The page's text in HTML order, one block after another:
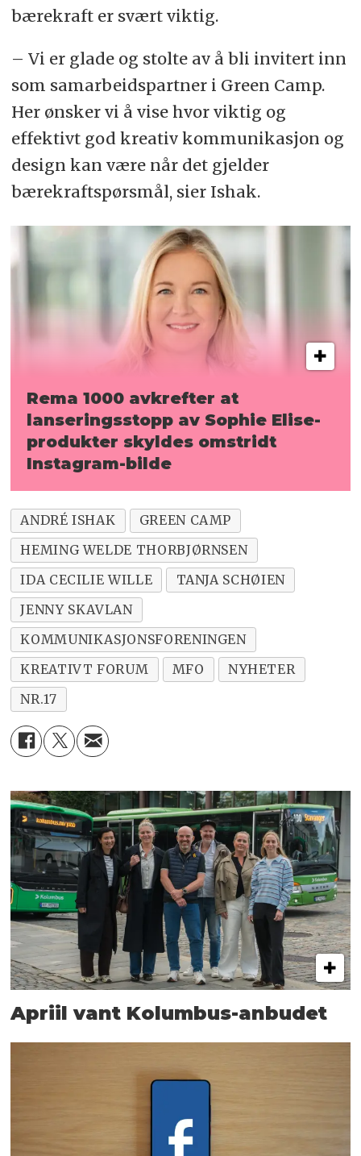
bærekraft er svært viktig.
– Vi er glade og stolte av å bli invitert inn
som samarbeidspartner i Green Camp.
Her ønsker vi å vise hvor viktig og
effektivt god kreativ kommunikasjon og
design kan være når det gjelder
bærekraftspørsmål, sier Ishak.
Rema 1000 avkrefter at
lanserings­stopp av Sophie Elise-
produkter skyldes omstridt
Instagram-bilde
ANDRÉ ISHAK
GREEN CAMP
HEMING WELDE THORBJØRNSEN
IDA CECILIE WILLE
TANJA SCHØIEN
JENNY SKAVLAN
KOMMUNIKASJONSFORENINGEN
KREATIVT FORUM
MFO
NYHETER
NR.17
Apriil vant Kolumbus-anbudet